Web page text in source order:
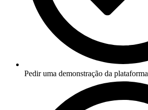
Pedir uma demonstração da plataforma